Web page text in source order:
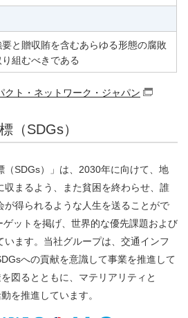
と贈収賄を含むあらゆる形態の腐敗
組むべきである
クト・ネットワーク・ジャパン
（SDGs）
（SDGs）」は、2030年に向けて、地
収まるよう、また貧困を終わらせ、誰
が得られるような人生を送ることがで
ットを掲げ、世界的な優先課題および
います。当社グループは、交通インフ
への貢献を意識して事業を推進して
図るとともに、マテリアリティと
を推進しています。